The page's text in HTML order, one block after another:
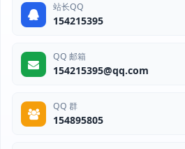
站长QQ
154215395
QQ 邮箱
154215395@qq.com
QQ 群
154895805